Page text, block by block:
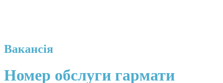
Вакансія
Номер обслуги гармати